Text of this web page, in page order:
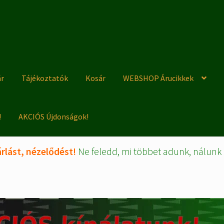
Tájékoztatók Kosár WEBSHOP Árucikkek
AKCIÓS Újdonságok!
nézelődést! Ne feledd, mi többet adunk,